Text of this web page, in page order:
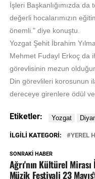
İşleri Başkanlığımızda
değerli hocalarımızın
önemli." diye konuştu.
Yozgat Şehit İbrahim
Mehmet Fudayl Erkoç da
görevlisinin mezun
Din görevlileri korosunun
dereceye girenlere ödül
Etiketler:
İLGILI KATEGORI: YEREL
SONRAKI HABER
Ağrı'nın Kültürel
Müzik Festivali 23